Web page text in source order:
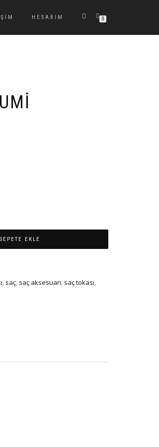
HESABIM 0
SEPETE EKLE
, saç, saç aksesuarı, saç tokası,